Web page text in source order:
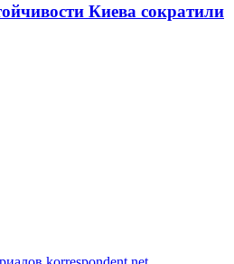
Киева сократили